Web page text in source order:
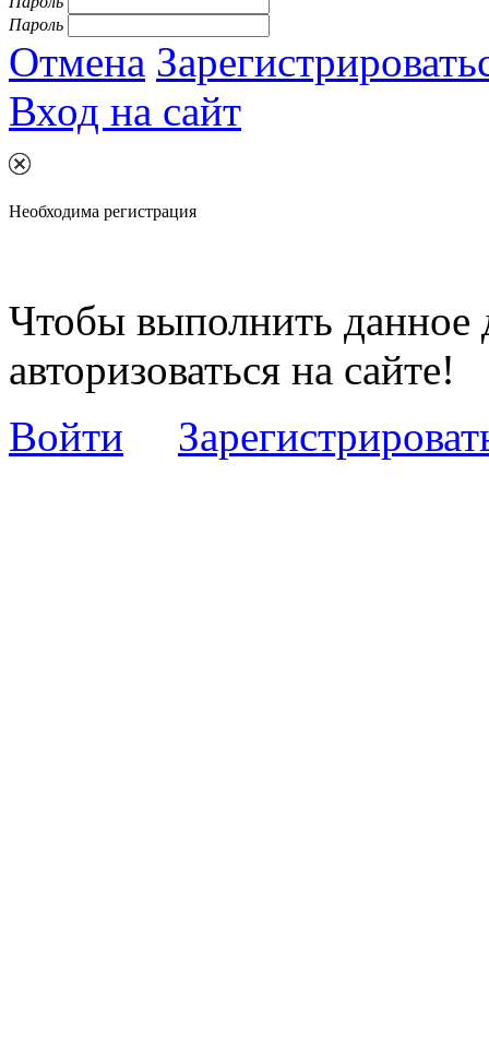
Пароль
Отмена
Вход на сайт
Необходима регистрация
Чтобы выполнить данное
авторизоваться на сайте!
Войти